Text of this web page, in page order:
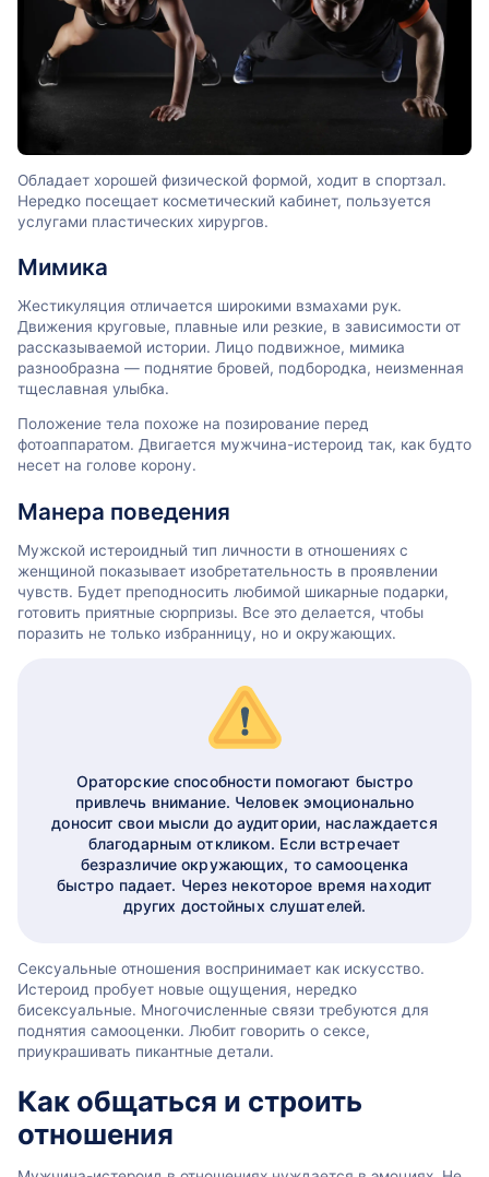
Обладает хорошей физической формой, ходит в спортзал.
Нередко посещает косметический кабинет, пользуется
услугами пластических хирургов.
Мимика
Жестикуляция отличается широкими взмахами рук.
Движения круговые, плавные или резкие, в зависимости от
рассказываемой истории. Лицо подвижное, мимика
разнообразна — поднятие бровей, подбородка, неизменная
тщеславная улыбка.
Положение тела похоже на позирование перед
фотоаппаратом. Двигается мужчина-истероид так, как будто
несет на голове корону.
Манера поведения
Мужской истероидный тип личности в отношениях с
женщиной показывает изобретательность в проявлении
чувств. Будет преподносить любимой шикарные подарки,
готовить приятные сюрпризы. Все это делается, чтобы
поразить не только избранницу, но и окружающих.
Ораторские способности помогают быстро
привлечь внимание. Человек эмоционально
доносит свои мысли до аудитории, наслаждается
благодарным откликом. Если встречает
безразличие окружающих, то самооценка
быстро падает. Через некоторое время находит
других достойных слушателей.
Сексуальные отношения воспринимает как искусство.
Истероид пробует новые ощущения, нередко
бисексуальные. Многочисленные связи требуются для
поднятия самооценки. Любит говорить о сексе,
приукрашивать пикантные детали.
Как общаться и строить
отношения